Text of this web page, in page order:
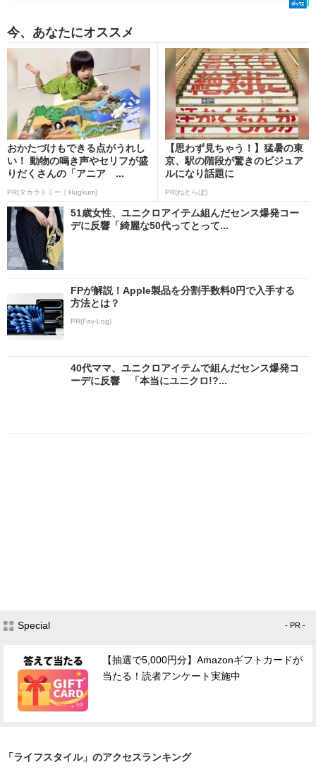
今、あなたにオススメ
おかたづけもできる点がうれし
い！ 動物の鳴き声やセリフが盛
りだくさんの「アニア ...
PR(タカラトミー｜Hugkum)
【思わず見ちゃう！】猛暑の東
京、駅の階段が驚きのビジュア
ルになり話題に
PR(ねとらぼ)
51歳女性、ユニクロアイテム組んだセンス爆発コー
デに反響「綺麗な50代ってとって...
FPが解説！Apple製品を分割手数料0円で入手する
方法とは？
PR(Fav-Log)
40代ママ、ユニクロアイテムで組んだセンス爆発コ
ーデに反響 「本当にユニクロ!?...
Special - PR -
【抽選で5,000円分】Amazonギフトカードが
当たる！読者アンケート実施中
「ライフスタイル」のアクセスランキング